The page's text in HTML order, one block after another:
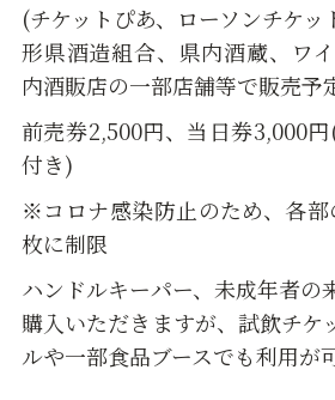
(チケットぴあ、ローソンチケッ
形県酒造組合、県内酒蔵、ワ
内酒販店の一部店舗等で販売予
前売券2,500円、当日券3,000
付き)
※コロナ感染防止のため、各
枚に制限
ハンドルキーパー、未成年者の
購入いただきますが、試飲チケ
ルや一部食品ブースでも利用が